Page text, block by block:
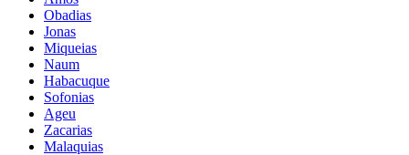
Obadias
Jonas
Miqueias
Naum
Habacuque
Sofonias
Ageu
Zacarias
Malaquias